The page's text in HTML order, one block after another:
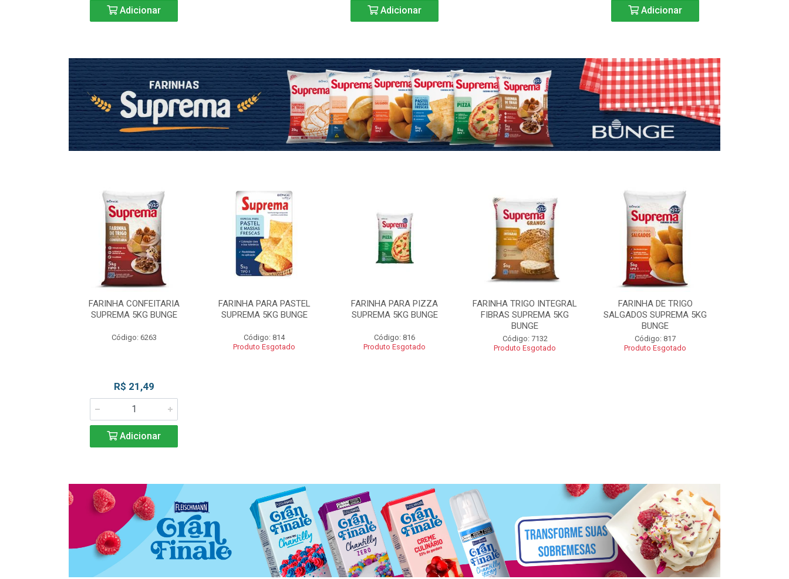
Adicionar Adicionar Adicionar
FARINHA CONFEITARIA
SUPREMA 5KG BUNGE
Código: 6263
R$ 21,49
Adicionar
FARINHA PARA PASTEL
SUPREMA 5KG BUNGE
Código: 814
Produto Esgotado
FARINHA PARA PIZZA
SUPREMA 5KG BUNGE
Código: 816
Produto Esgotado
FARINHA TRIGO INTEGRAL
FIBRAS SUPREMA 5KG
BUNGE
Código: 7132
Produto Esgotado
FARINHA DE TRIGO
SALGADOS SUPREMA 5KG
BUNGE
Código: 817
Produto Esgotado